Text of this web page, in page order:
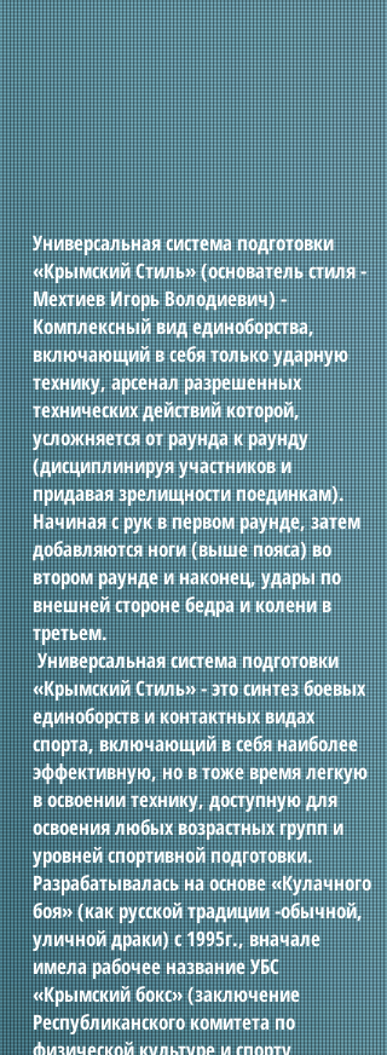
Универсальная система подготовки
«Крымский Стиль» (основатель стиля -
Мехтиев Игорь Володиевич) -
Комплексный вид единоборства,
включающий в себя только ударную
технику, арсенал разрешенных
технических действий которой,
усложняется от раунда к раунду
(дисциплинируя участников и
придавая зрелищности поединкам).
Начиная с рук в первом раунде, затем
добавляются ноги (выше пояса) во
втором раунде и наконец, удары по
внешней стороне бедра и колени в
третьем.
Универсальная система подготовки
«Крымский Cтиль» - это синтез боевых
единоборств и контактных видах
спорта, включающий в себя наиболее
эффективную, но в тоже время легкую
в освоении технику, доступную для
освоения любых возрастных групп и
уровней спортивной подготовки.
Разрабатывалась на основе «Кулачного
боя» (как русской традиции -обычной,
уличной драки) с 1995г., вначале
имела рабочее название УБС
«Крымский бокс» (заключение
Республиканского комитета по